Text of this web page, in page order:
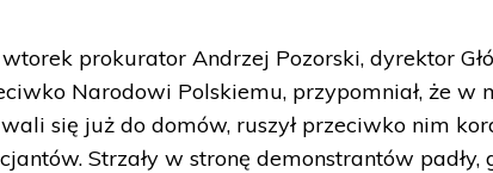
prokurator Andrzej Pozorski, dyrektor
Narodowi Polskiemu, przypomniał, że w
się już do domów, ruszył przeciwko nim
Strzały w stronę demonstrantów padły,